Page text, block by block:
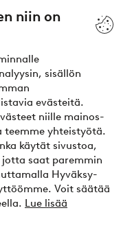
niin on
sisällön
evästeitä.
niille mainos-
teemme yhteistyötä.
käytät sivustoa,
saat paremmin
Hyväksy-
Voit säätää
Lue lisää
nyt tai erissä
?